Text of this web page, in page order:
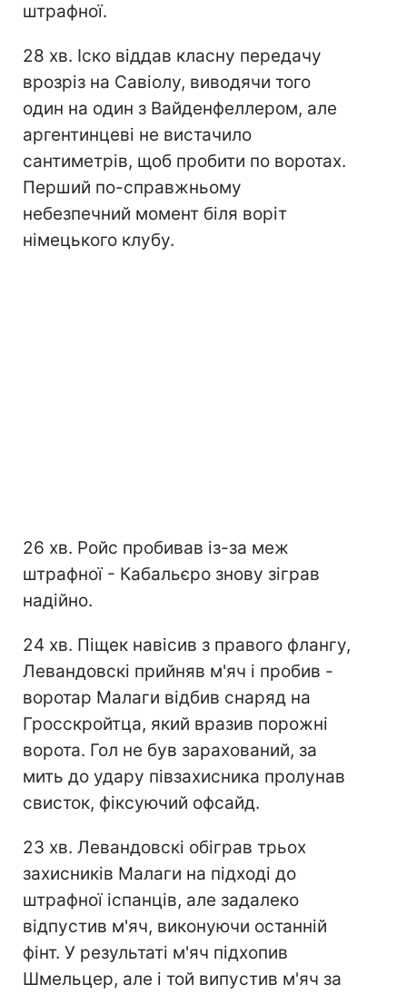
штрафної.
28 хв. Іско віддав класну передачу
врозріз на Савіолу, виводячи того
один на один з Вайденфеллером, але
аргентинцеві не вистачило
сантиметрів, щоб пробити по воротах.
Перший по-справжньому
небезпечний момент біля воріт
німецького клубу.
26 хв. Ройс пробивав із-за меж
штрафної - Кабальєро знову зіграв
надійно.
24 хв. Піщек навісив з правого флангу,
Левандовскі прийняв м'яч і пробив -
воротар Малаги відбив снаряд на
Гросскройтца, який вразив порожні
ворота. Гол не був зарахований, за
мить до удару півзахисника пролунав
свисток, фіксуючий офсайд.
23 хв. Левандовскі обіграв трьох
захисників Малаги на підході до
штрафної іспанців, але задалеко
відпустив м'яч, виконуючи останній
фінт. У результаті м'яч підхопив
Шмельцер, але і той випустив м'яч за